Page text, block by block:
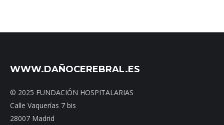
WWW.DAÑOCEREBRAL.ES
© 2025 FUNDACIÓN HOSPITALARIAS
Calle Vaquerías 7 bis
28007 Madrid